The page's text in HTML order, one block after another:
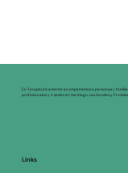
En Terapéuticamente acompañamos a personas y
profesionales y 2 sedes en Santiago: Las Condes y
Links